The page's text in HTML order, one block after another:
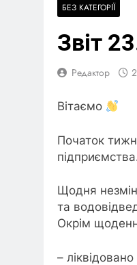
БЕЗ КАТЕГОРІЇ
Звіт
Редактор
Вітаємо
Початок
Щодня
та
Окрім
–